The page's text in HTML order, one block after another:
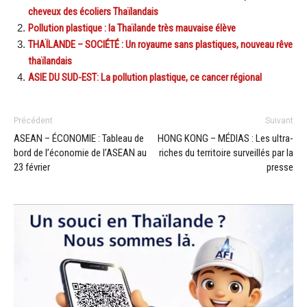
cheveux des écoliers Thaïlandais
Pollution plastique : la Thaïlande très mauvaise élève
THAÏLANDE – SOCIÉTÉ : Un royaume sans plastiques, nouveau rêve
thaïlandais
ASIE DU SUD-EST: La pollution plastique, ce cancer régional
Précédent
ASEAN – ÉCONOMIE : Tableau de
bord de l’économie de l’ASEAN au
23 février
Suivant
HONG KONG – MÉDIAS : Les ultra-
riches du territoire surveillés par la
presse